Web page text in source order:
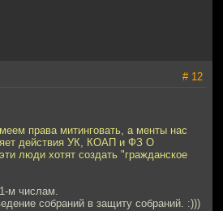
# 12
права митинговать, а менты нас
действия УК, КОАП и ФЗ О
люди хотят создать "гражданское
м числам.
собраний в защиту собраний. :)))